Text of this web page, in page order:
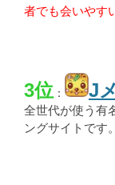
者でも会いやす
3位 ： J
全世代が使う有
ングサイトです。